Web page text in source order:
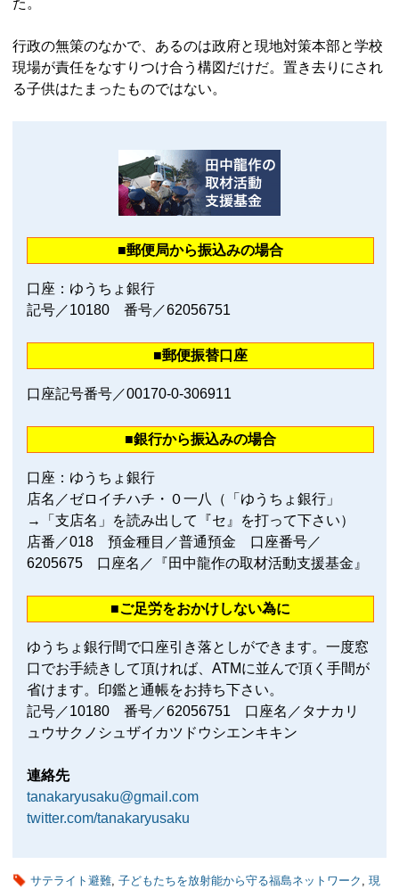
行政の無策のなかで、あるのは政府と現地対策本部と学校
現場が責任をなすりつけ合う構図だけだ。置き去りにされ
る子供はたまったものではない。
■郵便局から振込みの場合
口座：ゆうちょ銀行
記号／10180 番号／62056751
■郵便振替口座
口座記号番号／00170‐0‐306911
■銀行から振込みの場合
口座：ゆうちょ銀行
店名／ゼロイチハチ・０一八（「ゆうちょ銀行」
→「支店名」を読み出して『セ』を打って下さい）
店番／018 預金種目／普通預金 口座番号／
6205675 口座名／『田中龍作の取材活動支援基金』
■ご足労をおかけしない為に
ゆうちょ銀行間で口座引き落としができます。一度窓
口でお手続きして頂ければ、ATMに並んで頂く手間が
省けます。印鑑と通帳をお持ち下さい。
記号／10180 番号／62056751 口座名／タナカリ
ュウサクノシュザイカツドウシエンキキン
連絡先
tanakaryusaku@gmail.com
twitter.com/tanakaryusaku
サテライト避難 子どもたちを放射能から守る福島ネットワーク
現